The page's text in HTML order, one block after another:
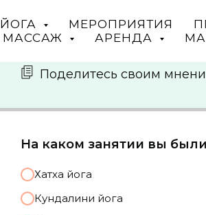
ЙОГА МЕРОПРИЯТИЯ
МАССАЖ
АРЕНДА
Поделитесь своим
На каком занятии вы
Хатха йога
Кундалини йога